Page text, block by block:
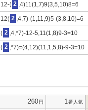
12-( 2 ,4)11(1,7)9(3,5,10)8=6
12( 2 ,4,7)-(1,11,9)5-(3,8,10)=6
( 2 ,4,*7)-12-5,11(1,8)9-3=10
( 2 ,*7)=(4,12)(11,1,5,8)-9-3=10
260円 1 番人気